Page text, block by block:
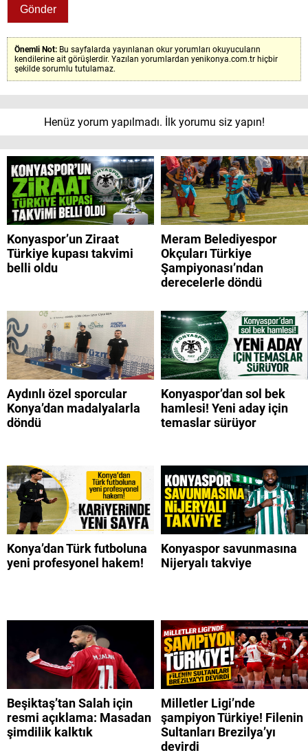
Önemli Not: Bu sayfalarda yayınlanan okur yorumları okuyucuların
kendilerine ait görüşlerdir. Yazılan yorumlardan yenikonya.com.tr hiçbir
şekilde sorumlu tutulamaz.
Henüz yorum yapılmadı. İlk yorumu siz yapın!
Konyaspor’un Ziraat
Türkiye kupası takvimi
belli oldu
Meram Belediyespor
Okçuları Türkiye
Şampiyonası’ndan
derecelerle döndü
Aydınlı özel sporcular
Konya’dan madalyalarla
döndü
Konyaspor’dan sol bek
hamlesi! Yeni aday için
temaslar sürüyor
Konya’dan Türk futboluna
yeni profesyonel hakem!
Konyaspor savunmasına
Nijeryalı takviye
Beşiktaş’tan Salah için
resmi açıklama: Masadan
şimdilik kalktık
Milletler Ligi’nde
şampiyon Türkiye! Filenin
Sultanları Brezilya’yı
devirdi